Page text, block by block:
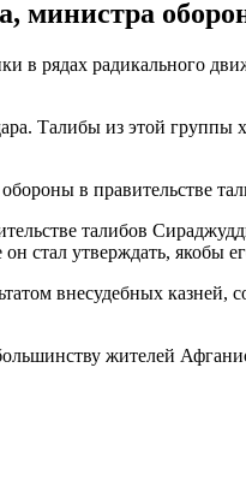
министра
в рядах радикального
Талибы из этой
в правительстве
талибов
стал утверждать, якобы
внесудебных
жителей